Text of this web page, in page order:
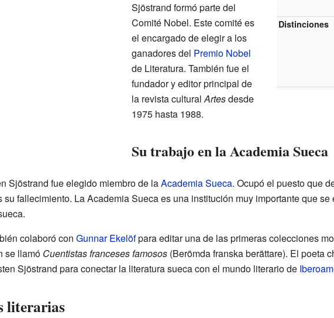
Distinciones
Sjöstrand formó parte del
Comité Nobel. Este comité es
el encargado de elegir a los
ganadores del Premio Nobel
de Literatura. También fue el
fundador y editor principal de
la revista culturalArtesdesde
1975 hasta 1988.
Su trabajo en la Academia Sueca
Sjöstrand fue elegido miembro de laAcademia Sueca. Ocupó el puesto que
su fallecimiento. La Academia Sueca es una institución muy importante que
colaboró con Gunnar Ekelöfpara editar una de las primeras colecciones
se llamó Cuentistas franceses famosos(Berömda franska berättare). El poeta
Sjöstrand para conectar la literatura sueca con el mundo literario de
literarias